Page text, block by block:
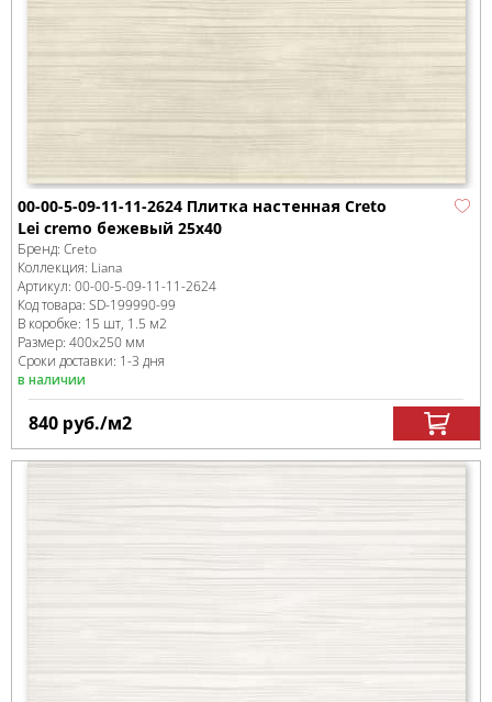
00-00-5-09-11-11-2624 Плитка настенная Creto
Lei cremo бежевый 25х40
Бренд: Creto
Коллекция: Liana
Артикул: 00-00-5-09-11-11-2624
Код товара: SD-199990-99
В коробке: 15 шт, 1.5 м2
Размер: 400x250 мм
Сроки доставки: 1-3 дня
в наличии
840 руб./м2